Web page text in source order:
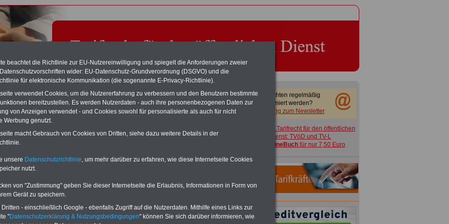
aus dem Tarifrecht für den öffentlichen Dienst: ver.di
Einkommenserhöhung von 6,5 Prozent für den
"Beamtinnen und Beamte/Öffentlicher Dienst":
Beamtinnen und Beamte sowie Öffentlicher Dienst
lesen und/oder ausdrucken. Der PDF-SERVICE bietet z.B. das
mindestens einmal im Jahr aktualisiert wird.Besonderer Komfort: Sie
aus dem eBook mit einer VerLINKung direkt zur weiterführenden
Sie möchten regelmäßig
informiert werden?
Anmeldung zum Newsletter
Tarifrecht für den öffentlichen
Dienst: TVöD und TV-L
OnlineBuch für nur 7,50 Euro
beachtet die Richtlinie zur EU-Nutzereinwilligung und spiegelt die Anforderungen zweier
wider: EU-Datenschutz-Grundverordnung (DSGVO) und die
für elektronische Kommunikation (die sogenannte E-Privacy-Richtlinie).
verwendet Cookies, um die Nutzererfahrung zu verbessern und den Benutzern bestimmte
bereitzustellen. Es werden Nutzerdaten - auch ihre personenbezogenen Daten zur
von Anzeigen verwendet - und Cookies sowohl für personalisierte als auch für nicht
Werbung genutzt.
macht Gebrauch von Cookies von Dritten, siehe dazu weitere Details in der
unsere Datenschutzrichtlinie, um mehr darüber zu erfahren, wie diese Internetseite Cookies
nutzt.
von "Zustimmung" geben Sie dieser Internetseite die Erlaubnis, Informationen in Form von
Gerät zu speichern.
- einschließlich Google - ebenfalls Zugriff auf die Nutzerdaten. Mithilfe eines Links zur
"Datenschutzerklärung & Nutzungsbedingungen" können Sie sich darüber informieren, wie